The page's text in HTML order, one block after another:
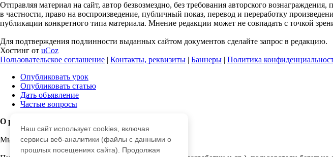
Отправляя материал на сайт, автор безвозмездно, без требования авторского
в частности, право на воспроизведение, публичный показ, перевод и переработку
публикации конкретного типа материала. Мнение редакции может не совпадать с точкой
Для подтверждения подлинности выданных сайтом документов сделайте запрос в редакцию.
Хостинг от uCoz
Пользовательское соглашение | Контакты, реквизиты | Баннеры | Политика
Опубликовать урок
Опубликовать статью
Дать объявление
Частые вопросы
О работе с сайтом
Мы используем cookie.
Наш сайт использует cookies, включая
сервисы веб-аналитики (файлы с данными о
прошлых посещениях сайта). Продолжая